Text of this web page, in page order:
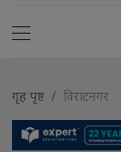
गृह पृष्ट विराटनगर